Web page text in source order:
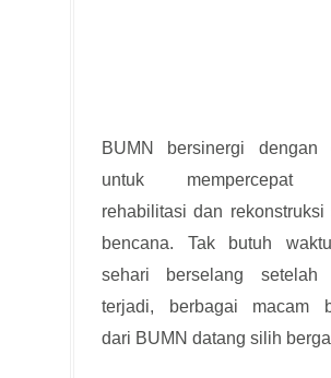
BUMN bersinergi dengan
untuk mempercepat
rehabilitasi dan rekonstruksi
bencana. Tak butuh
sehari berselang setelah
terjadi, berbagai macam
dari BUMN datang silih